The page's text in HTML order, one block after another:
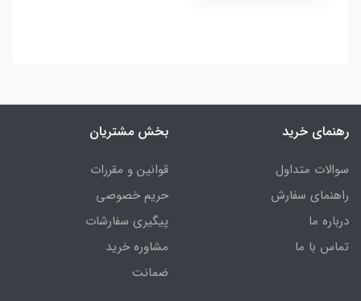
رهنمای خرید
سوالات متداول
راهنمای سفارش
درباره ما
تماس با ما
بخش مشتریان
قوانین و مقررات
حریم خصوصی
پیگیری سفارشات
مشاوره خرید
ضمانت